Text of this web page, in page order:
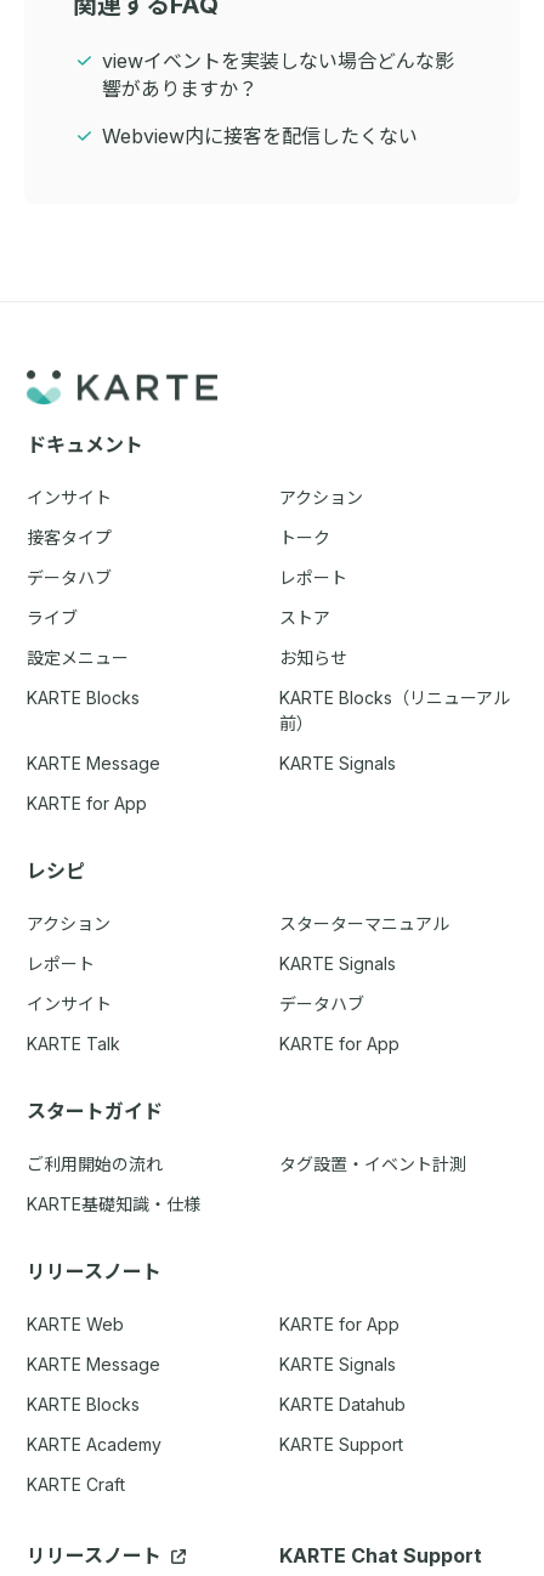
viewイベントを実装しない場合どんな影
響がありますか？
Webview内に接客を配信したくない
ドキュメント
インサイト
アクション
接客タイプ
トーク
データハブ
レポート
ライブ
ストア
設定メニュー
お知らせ
KARTE Blocks
KARTE Blocks（リニューアル
前）
KARTE Message
KARTE Signals
KARTE for App
レシピ
アクション
スターターマニュアル
レポート
KARTE Signals
インサイト
データハブ
KARTE Talk
KARTE for App
スタートガイド
ご利用開始の流れ
タグ設置・イベント計測
KARTE基礎知識・仕様
リリースノート
KARTE Web
KARTE for App
KARTE Message
KARTE Signals
KARTE Blocks
KARTE Datahub
KARTE Academy
KARTE Support
KARTE Craft
リリースノート
KARTE Chat Support